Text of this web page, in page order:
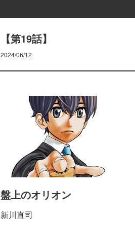
【第19話】
2024/06/12
盤上のオリオン
新川直司